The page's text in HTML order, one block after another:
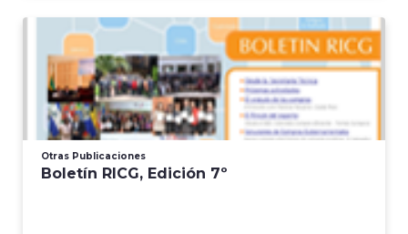
Otras Publicaciones
Boletín RICG, Edición 7º